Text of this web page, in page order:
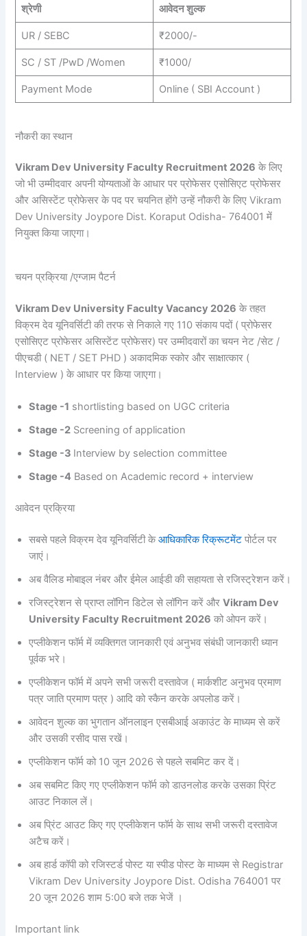
श्रेणी आवेदन शुल्क
UR / SEBC ₹2000/-
SC / ST /PwD /Women ₹1000/
Payment Mode Online ( SBI Account )
नौकरी का स्थान
Vikram Dev University Faculty Recruitment 2026 के लिए
जो भी उम्मीदवार अपनी योग्यताओं के आधार पर प्रोफेसर एसोसिएट प्रोफेसर
और असिस्टेंट प्रोफेसर के पद पर चयनित होंगे उन्हें नौकरी के लिए Vikram
Dev University Joypore Dist. Koraput Odisha- 764001 में
नियुक्त किया जाएगा।
चयन प्रक्रिया /एग्जाम पैटर्न
Vikram Dev University Faculty Vacancy 2026 के तहत
विक्रम देव यूनिवर्सिटी की तरफ से निकाले गए 110 संकाय पदों ( प्रोफेसर
एसोसिएट प्रोफेसर असिस्टेंट प्रोफेसर) पर उम्मीदवारों का चयन नेट /सेट /
पीएचडी ( NET / SET PHD ) अकादमिक स्कोर और साक्षात्कार (
Interview ) के आधार पर किया जाएगा।
Stage -1 shortlisting based on UGC criteria
Stage -2 Screening of application
Stage -3 Interview by selection committee
Stage -4 Based on Academic record + interview
आवेदन प्रक्रिया
सबसे पहले विक्रम देव यूनिवर्सिटी केआधिकारिक रिक्रूटमेंट पोर्टल पर
जाएं।
अब वैलिड मोबाइल नंबर और ईमेल आईडी की सहायता से रजिस्ट्रेशन करें।
रजिस्ट्रेशन से प्राप्त लॉगिन डिटेल से लॉगिन करें औरVikram Dev
University Faculty Recruitment 2026 को ओपन करें।
एप्लीकेशन फॉर्म में व्यक्तिगत जानकारी एवं अनुभव संबंधी जानकारी ध्यान
पूर्वक भरे।
एप्लीकेशन फॉर्म में अपने सभी जरूरी दस्तावेज ( मार्कशीट अनुभव प्रमाण
पत्र जाति प्रमाण पत्र ) आदि को स्कैन करके अपलोड करें।
आवेदन शुल्क का भुगतान ऑनलाइन एसबीआई अकाउंट के माध्यम से करें
और उसकी रसीद पास रखें।
एप्लीकेशन फॉर्म को 10 जून 2026 से पहले सबमिट कर दें।
अब सबमिट किए गए एप्लीकेशन फॉर्म को डाउनलोड करके उसका प्रिंट
आउट निकाल लें।
अब प्रिंट आउट किए गए एप्लीकेशन फॉर्म के साथ सभी जरूरी दस्तावेज
अटैच करें।
अब हार्ड कॉपी को रजिस्टर्ड पोस्ट या स्पीड पोस्ट के माध्यम से Registrar
Vikram Dev University Joypore Dist. Odisha 764001 पर
20 जून 2026 शाम 5:00 बजे तक भेजें ।
Important link